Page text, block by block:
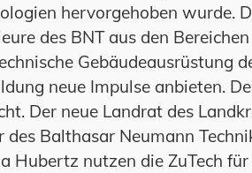
hervorgehoben wurde.
des BNT aus den Bereichen
Gebäudeausrüstung
neue Impulse anbieten.
Der neue Landrat des
Balthasar Neumann
Hubertz nutzen die ZuTech für